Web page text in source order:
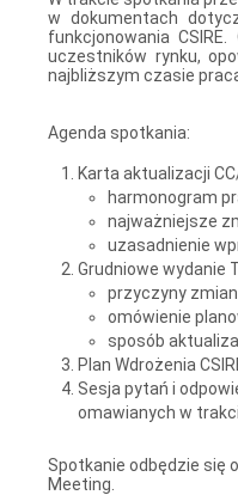
w dokumentach
funkcjonowania
uczestników rynku,
najbliższym czasie
Agenda spotkania:
Karta aktualizacji
harmonogram
najważniejsze
uzasadnienie
Grudniowe wydanie
przyczyny zmian
omówienie
sposób
Plan Wdrożenia
Sesja pytań i
omawianych w
Spotkanie odbędzie się
Meeting.